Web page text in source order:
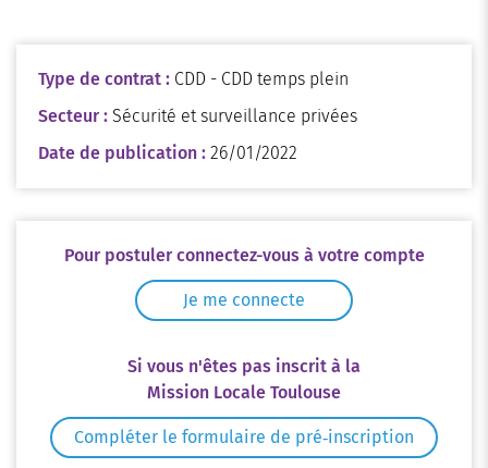
Type de contrat : CDD - CDD temps plein
Secteur : Sécurité et surveillance privées
Date de publication : 26/01/2022
Pour postuler connectez-vous à votre compte
Je me connecte
Si vous n'êtes pas inscrit à la
Mission Locale Toulouse
Compléter le formulaire de pré‑inscription